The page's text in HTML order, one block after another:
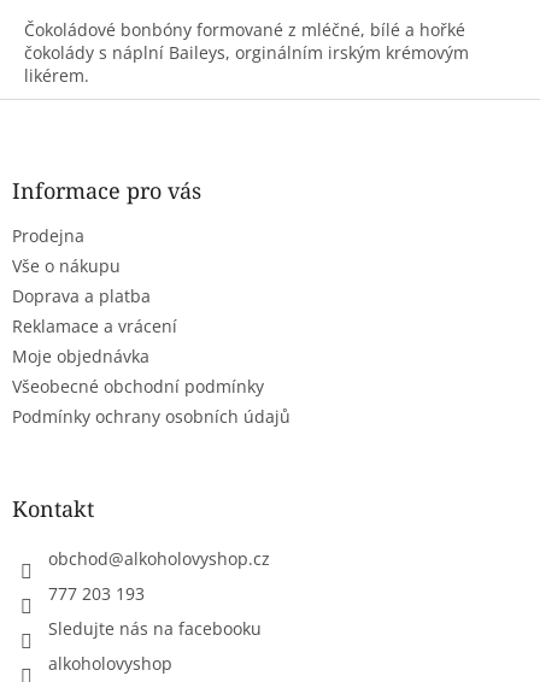
Čokoládové bonbóny formované z mléčné, bílé a hořké
čokolády s náplní Baileys, orginálním irským krémovým
likérem.
Z
Informace pro vás
Prodejna
Vše o nákupu
Doprava a platba
Reklamace a vrácení
Moje objednávka
Všeobecné obchodní podmínky
Podmínky ochrany osobních údajů
Kontakt
obchod@alkoholovyshop.cz
777 203 193
Sledujte nás na facebooku
alkoholovyshop